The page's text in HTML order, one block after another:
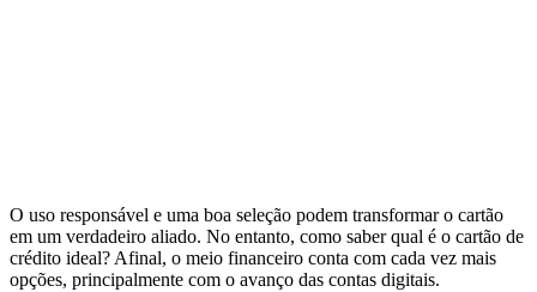
O uso responsável e uma boa seleção podem transformar o cartão
em um verdadeiro aliado. No entanto, como saber qual é o cartão de
crédito ideal? Afinal, o meio financeiro conta com cada vez mais
opções, principalmente com o avanço das contas digitais.